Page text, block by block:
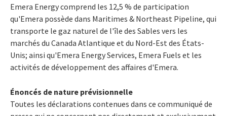
Emera Energy comprend les 12,5 % de participation
qu'Emera possède dans Maritimes & Northeast Pipeline, qui
transporte le gaz naturel de l'île des Sables vers les
marchés du Canada Atlantique et du Nord-Est des États-
Unis; ainsi qu'Emera Energy Services, Emera Fuels et les
activités de développement des affaires d'Emera.
Énoncés de nature prévisionnelle
Toutes les déclarations contenues dans ce communiqué de